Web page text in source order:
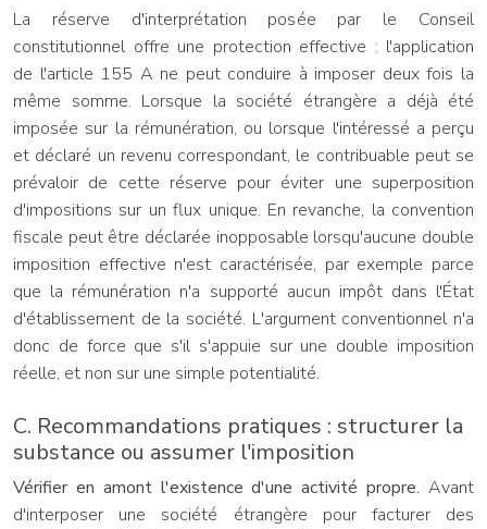
La réserve d'interprétation posée par le Conseil
constitutionnel offre une protection effective : l'application
de l'article 155 A ne peut conduire à imposer deux fois la
même somme. Lorsque la société étrangère a déjà été
imposée sur la rémunération, ou lorsque l'intéressé a perçu
et déclaré un revenu correspondant, le contribuable peut se
prévaloir de cette réserve pour éviter une superposition
d'impositions sur un flux unique. En revanche, la convention
fiscale peut être déclarée inopposable lorsqu'aucune double
imposition effective n'est caractérisée, par exemple parce
que la rémunération n'a supporté aucun impôt dans l'État
d'établissement de la société. L'argument conventionnel n'a
donc de force que s'il s'appuie sur une double imposition
réelle, et non sur une simple potentialité.
C. Recommandations pratiques : structurer la
substance ou assumer l'imposition
Vérifier en amont l'existence d'une activité propre. Avant
d'interposer une société étrangère pour facturer des